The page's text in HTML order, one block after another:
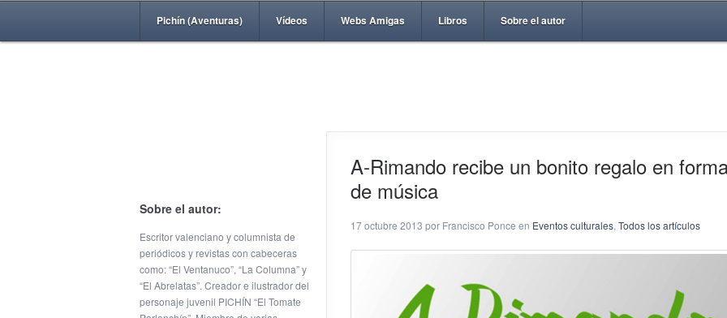
Pichín (Aventuras) Vídeos Webs Amigas Libros Sobre el autor
Sobre el autor:
Escritor valenciano y columnista de
periódicos y revistas con cabeceras
como: “El Ventanuco”, “La Columna” y
“El Abrelatas”. Creador e ilustrador del
personaje juvenil PICHÍN “El Tomate
A-Rimando recibe un bonito regalo en
de música
17 octubre 2013 por Francisco Ponce en Eventos culturales, Todos los artículos